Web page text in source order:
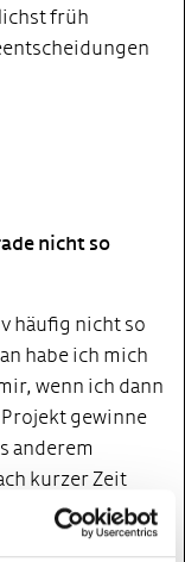
früh
nicht so
häufig nicht so
habe ich mich
wenn ich dann
gewinne
anderem
kurzer Zeit
auch neuen
Außerdem